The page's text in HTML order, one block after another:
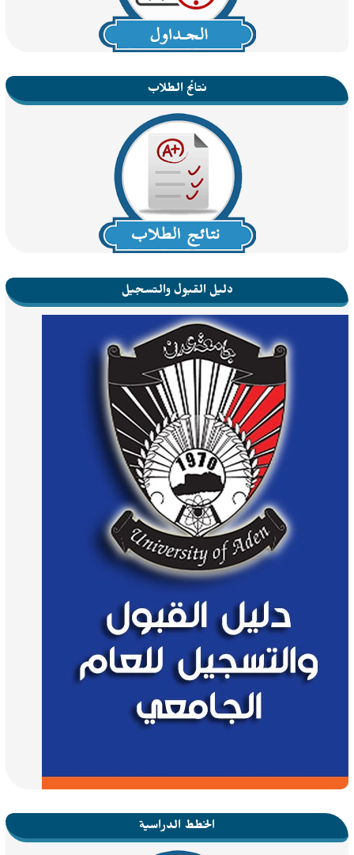
نتائج الطلاب
دليل القبول والتسجيل
الخطط الدراسية